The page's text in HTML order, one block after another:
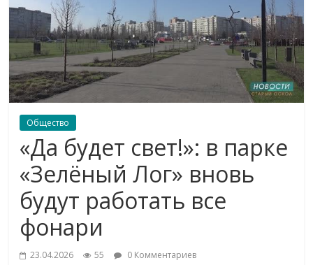
Общество
«Да будет свет!»: в парке
«Зелёный Лог» вновь
будут работать все
фонари
23.04.2026 55 0 Комментариев